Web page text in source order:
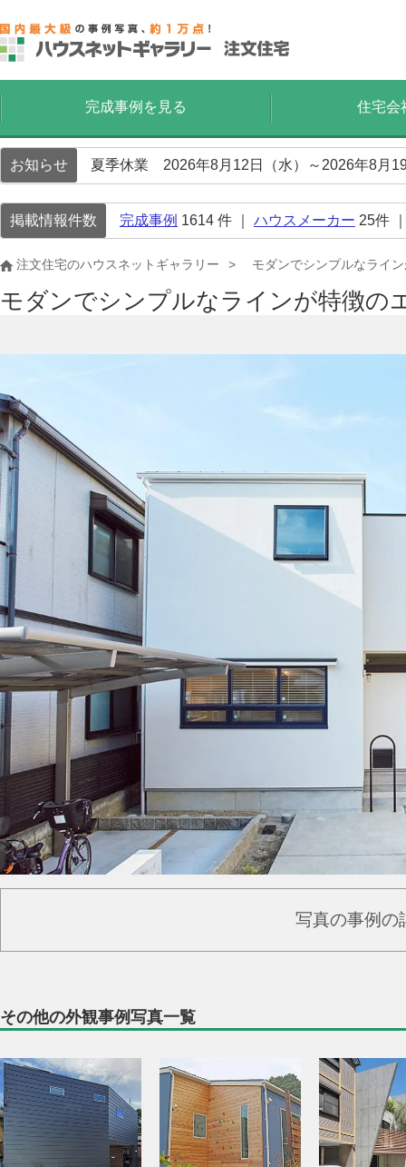
完成事例を見る 住宅会
お知らせ 夏季休業 2026年8月12日（水）～2026年8月
掲載情報件数 完成事例 1614 件 ｜ ハウスメーカー 25件
注文住宅のハウスネットギャラリー モダンでシンプルなライ
モダンでシンプルなラインが特徴の
写真の事例の
その他の外観事例写真一覧